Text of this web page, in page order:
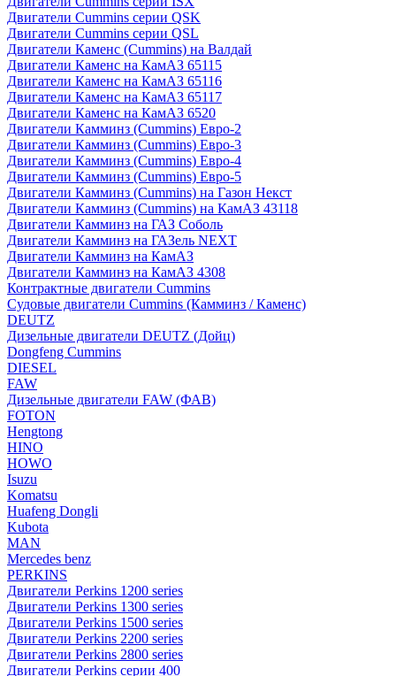
Двигатели Cummins серии QSK
Двигатели Cummins серии QSL
Двигатели Каменс (Cummins) на Валдай
Двигатели Каменс на КамАЗ 65115
Двигатели Каменс на КамАЗ 65116
Двигатели Каменс на КамАЗ 65117
Двигатели Каменс на КамАЗ 6520
Двигатели Камминз (Cummins) Евро-2
Двигатели Камминз (Cummins) Евро-3
Двигатели Камминз (Cummins) Евро-4
Двигатели Камминз (Cummins) Евро-5
Двигатели Камминз (Cummins) на Газон Некст
Двигатели Камминз (Cummins) на КамАЗ 43118
Двигатели Камминз на ГАЗ Соболь
Двигатели Камминз на ГАЗель NEXT
Двигатели Камминз на КамАЗ
Двигатели Камминз на КамАЗ 4308
Контрактные двигатели Cummins
Судовые двигатели Cummins (Камминз / Каменс)
DEUTZ
Дизельные двигатели DEUTZ (Дойц)
Dongfeng Cummins
DIESEL
FAW
Дизельные двигатели FAW (ФАВ)
FOTON
Hengtong
HINO
HOWO
Isuzu
Komatsu
Huafeng Dongli
Kubota
MAN
Mercedes benz
PERKINS
Двигатели Perkins 1200 series
Двигатели Perkins 1300 series
Двигатели Perkins 1500 series
Двигатели Perkins 2200 series
Двигатели Perkins 2800 series
Двигатели Perkins серии 400